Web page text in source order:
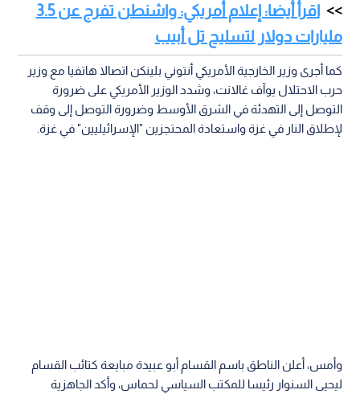
اقرأ أيضا: إعلام أمريكي: واشنطن تفرج عن 3.5
مليارات دولار لتسليح تل أبيب
كما أجرى وزير الخارجية الأمريكي أنتوني بلينكن اتصالا هاتفيا مع وزير
حرب الاحتلال يوآف غالانت، وشدد الوزير الأمريكي على ضرورة
التوصل إلى التهدئة في الشرق الأوسط وضرورة التوصل إلى وقف
لإطلاق النار في غزة واستعادة المحتجزين "الإسرائيليين" في غزة.
وأمس، أعلن الناطق باسم القسام أبو عبيدة مبايعة كتائب القسام
ليحيى السنوار رئيسا للمكتب السياسي لحماس، وأكد الجاهزية